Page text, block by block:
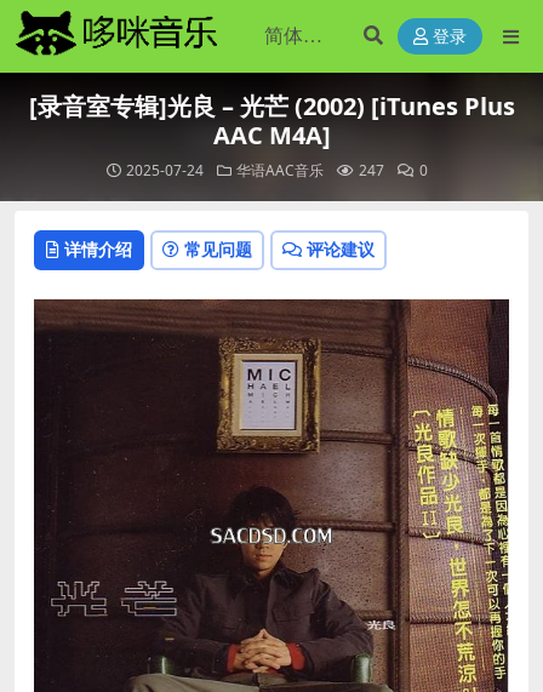
登录
[录音室专辑]光良 – 光芒 (2002) [iTunes Plus
AAC M4A]
2025-07-24 华语AAC音乐 247 0
详情介绍 常见问题 评论建议